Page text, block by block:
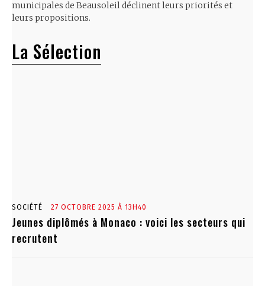
municipales de Beausoleil déclinent leurs priorités et
leurs propositions.
La Sélection
SOCIÉTÉ 27 OCTOBRE 2025 À 13H40
Jeunes diplômés à Monaco : voici les secteurs qui
recrutent